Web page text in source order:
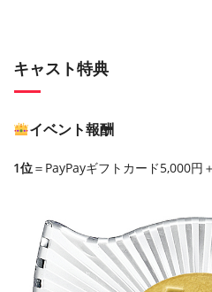
キャスト特典
イベント報酬
1位＝PayPayギフトカード5,000円